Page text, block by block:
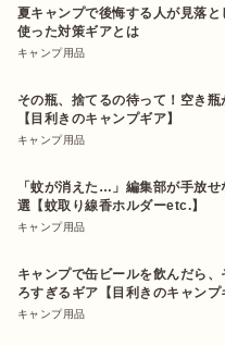
夏キャンプで後悔する人が見落
使った対策ギアとは
キャンプ用品
その瓶、捨てるの待って！空き
【目利きのキャンプギア】
キャンプ用品
「蚊が消えた…」編集部が手放
選【蚊取り線香ホルダーetc.】
キャンプ用品
キャンプで缶ビールを飲んだら
ろすぎるギア【目利きのキャンプ
キャンプ用品